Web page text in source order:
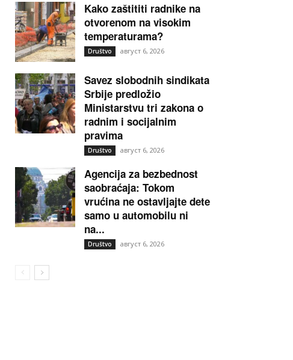
Kako zaštititi radnike na
otvorenom na visokim
temperaturama?
Društvo август 6, 2026
Savez slobodnih sindikata
Srbije predložio
Ministarstvu tri zakona o
radnim i socijalnim
pravima
Društvo август 6, 2026
Agencija za bezbednost
saobraćaja: Tokom
vrućina ne ostavljajte dete
samo u automobilu ni
na...
Društvo август 6, 2026